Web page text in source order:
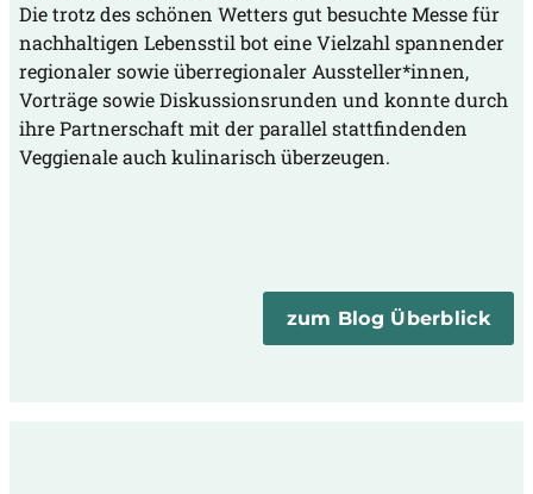
Die trotz des schönen Wetters gut besuchte Messe für
nachhaltigen Lebensstil bot eine Vielzahl spannender
regionaler sowie überregionaler Aussteller*innen,
Vorträge sowie Diskussionsrunden und konnte durch
ihre Partnerschaft mit der parallel stattfindenden
Veggienale auch kulinarisch überzeugen.
zum Blog Überblick